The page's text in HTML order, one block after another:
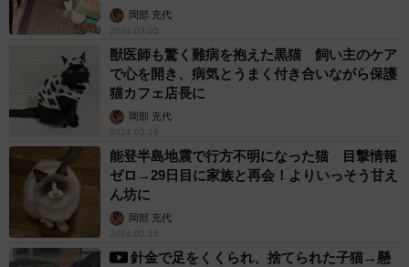
岡部 充代
2024.03.05
獣医師も驚く難病を抱えた黒猫 飼い主のケア
で心を開き、病気とうまく付き合いながら保護
猫カフェ店長に
岡部 充代
2024.02.19
能登半島地震で行方不明になった猫 目撃情報
ゼロ→29日目に家族と再会！よりいっそう甘え
ん坊に
岡部 充代
2024.02.15
針金で足をくくられ、捨てられた子猫→懸